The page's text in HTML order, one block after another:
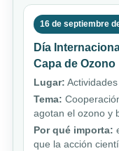
16 de septiembre
Día
Capa de Ozono
Lugar: Actividades
Tema:
agotan el ozono y
Por qué importa:
que la acción